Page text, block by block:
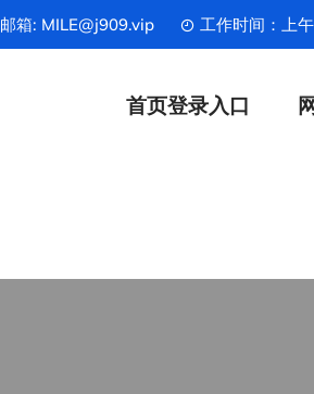
邮箱: MILE@j909.vip 工作时间：上
首页登录入口